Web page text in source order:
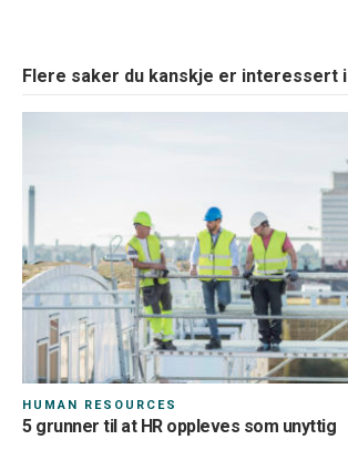
Bli medlem
Kontingenter og rabatter
Flere saker du kanskje er interessert i
HUMAN RESOURCES
5 grunner til at HR oppleves som unyttig